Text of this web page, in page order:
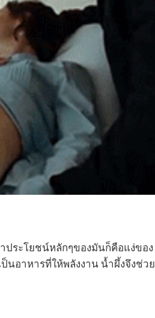
ประโยชน์หลักๆของมันก็คือแง่ของ
นอาหารที่ให้พลังงาน น้ำผึ้งจึงช่วย